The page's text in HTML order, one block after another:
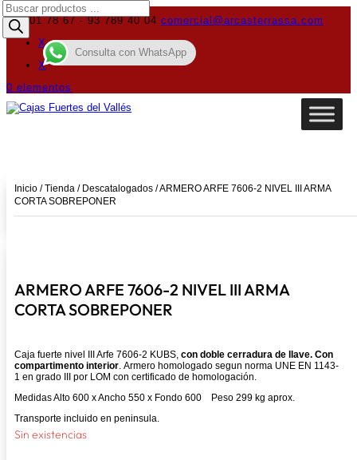
619 01 78 67 - 93 789 40 04 comercial@arcasterrassa.com
X
X
0 elementos
Búsqueda
de
productos
Inicio /Tienda / Descatalogados / ARMERO ARFE 7606-2 NIVEL III ARMA
CORTA SOBREPONER
ARMERO ARFE 7606-2 NIVEL III ARMA
CORTA SOBREPONER
Caja fuerte nivel III Arfe 7606-2 KUBS, con doble cerradura de llave. Con
compartimento interior. Armero homologado segun norma UNE EN 1143-
1 en grado III por LOM con certificado de homologación.
Medidas Alto 600 x Ancho 550 x Fondo 600 Peso 299 kg aprox.
Transporte incluido en peninsula.
Sin existencias
Consulta con WhatsApp